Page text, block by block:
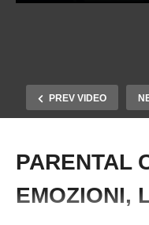
PREV VIDEO
PARENTAL
EMOZIONI,